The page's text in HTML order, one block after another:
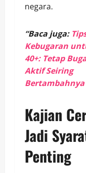
negara.
“Baca juga:
Kebugaran
40+: Tetap
Aktif Seiring
Bertambahnya
Kajian
Jadi
Penting